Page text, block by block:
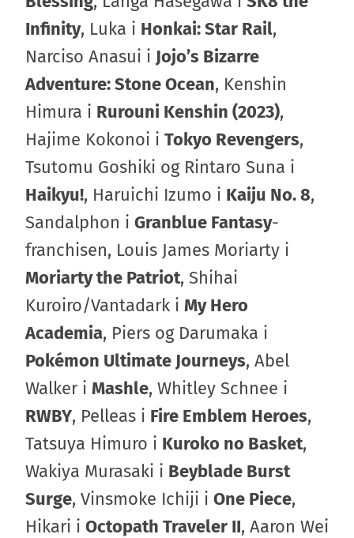
Infinity, Luka i Honkai: Star Rail,
Narciso Anasui i Jojo’s Bizarre
Adventure: Stone Ocean, Kenshin
Himura i Rurouni Kenshin (2023),
Hajime Kokonoi i Tokyo Revengers,
Tsutomu Goshiki og Rintaro Suna i
Haikyu!, Haruichi Izumo i Kaiju No. 8,
Sandalphon i Granblue Fantasy-
franchisen, Louis James Moriarty i
Moriarty the Patriot, Shihai
Kuroiro/Vantadark i My Hero
Academia, Piers og Darumaka i
Pokémon Ultimate Journeys, Abel
Walker i Mashle, Whitley Schnee i
RWBY, Pelleas i Fire Emblem Heroes,
Tatsuya Himuro i Kuroko no Basket,
Wakiya Murasaki i Beyblade Burst
Surge, Vinsmoke Ichiji i One Piece,
Hikari i Octopath Traveler II, Aaron Wei